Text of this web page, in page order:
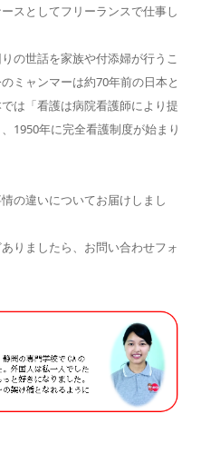
スとしてフリーランスで仕事し
の世話を家族や付添婦が行うこ
ミャンマーは約70年前の日本と
は「看護は病院看護師により提
1950年に完全看護制度が始まり
の違いについてお届けしまし
りましたら、お問い合わせフォ